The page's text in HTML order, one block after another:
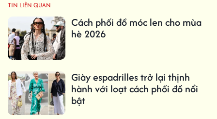
TIN LIÊN QUAN
Cách phối đồ móc len cho mùa
hè 2026
Giày espadrilles trở lại thịnh
hành với loạt cách phối đồ nổi
bật